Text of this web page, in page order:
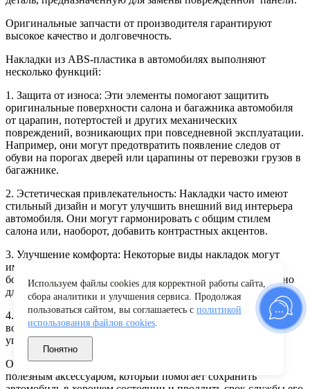
Оригинальные запчасти от производителя гарантируют
высокое качество и долговечность.
Накладки из ABS-пластика в автомобилях выполняют
несколько функций:
1. Защита от износа: Эти элементы помогают защитить
оригинальные поверхности салона и багажника автомобиля
от царапин, потертостей и других механических
повреждений, возникающих при повседневной эксплуатации.
Например, они могут предотвратить появление следов от
обуви на порогах дверей или царапины от перевозки грузов в
багажнике.
2. Эстетическая привлекательность: Накладки часто имеют
стильный дизайн и могут улучшить внешний вид интерьера
автомобиля. Они могут гармонировать с общим стилем
салона или, наоборот, добавить контрастных акцентов.
3. Улучшение комфорта: Некоторые виды накладок могут
иметь мягкую поверхность, что делает их использование
более комфортным для пассажиров. Это особенно актуально
для накладок на пороги, которые соприкасаются с обувью.
4. Легкость ухода: ABS-пластик легко моется и устойчив к
воздействию влаги, грязи и химических веществ, что
упрощает уход за автомобилем.
Облицовка салона, накладки из ABS-пластика являются
полезным аксессуаром, который помогает сохранить
Используем файлы cookies для корректной работы сайта,
сбора аналитики и улучшения сервиса. Продолжая
пользоваться сайтом, вы соглашаетесь с политикой
использования файлов cookies.
Понятно